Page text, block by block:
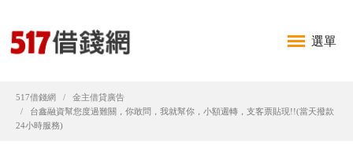
選單
517借錢網
金主借貸廣告
台鑫融資幫您度過難關，你敢問，我就幫你，小額週轉，支客票貼現!!(當天撥款
24小時服務)